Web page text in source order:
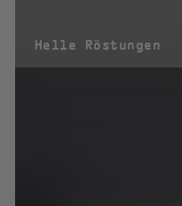
Helle Röstungen